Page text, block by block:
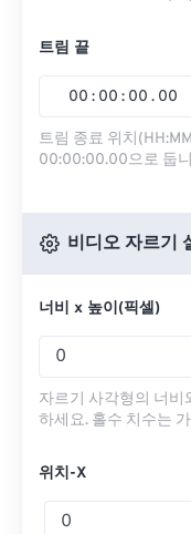
트림 끝
00 : 00 : 00 . 00
트림 종료 위치
00:00:00.00으로 둡
비디오 자르기
너비 x 높이(픽셀)
자르기 사각형의 너
하세요. 홀수 치수는
위치-X